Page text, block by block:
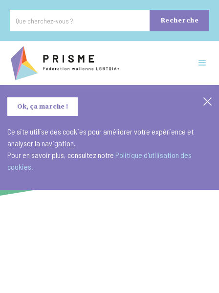
Ce site utilise des cookies pour améliorer votre expérience et
analyser la navigation.
Pour en savoir plus, consultez notre Politique d'utilisation des
cookies.
Ok, ça marche !